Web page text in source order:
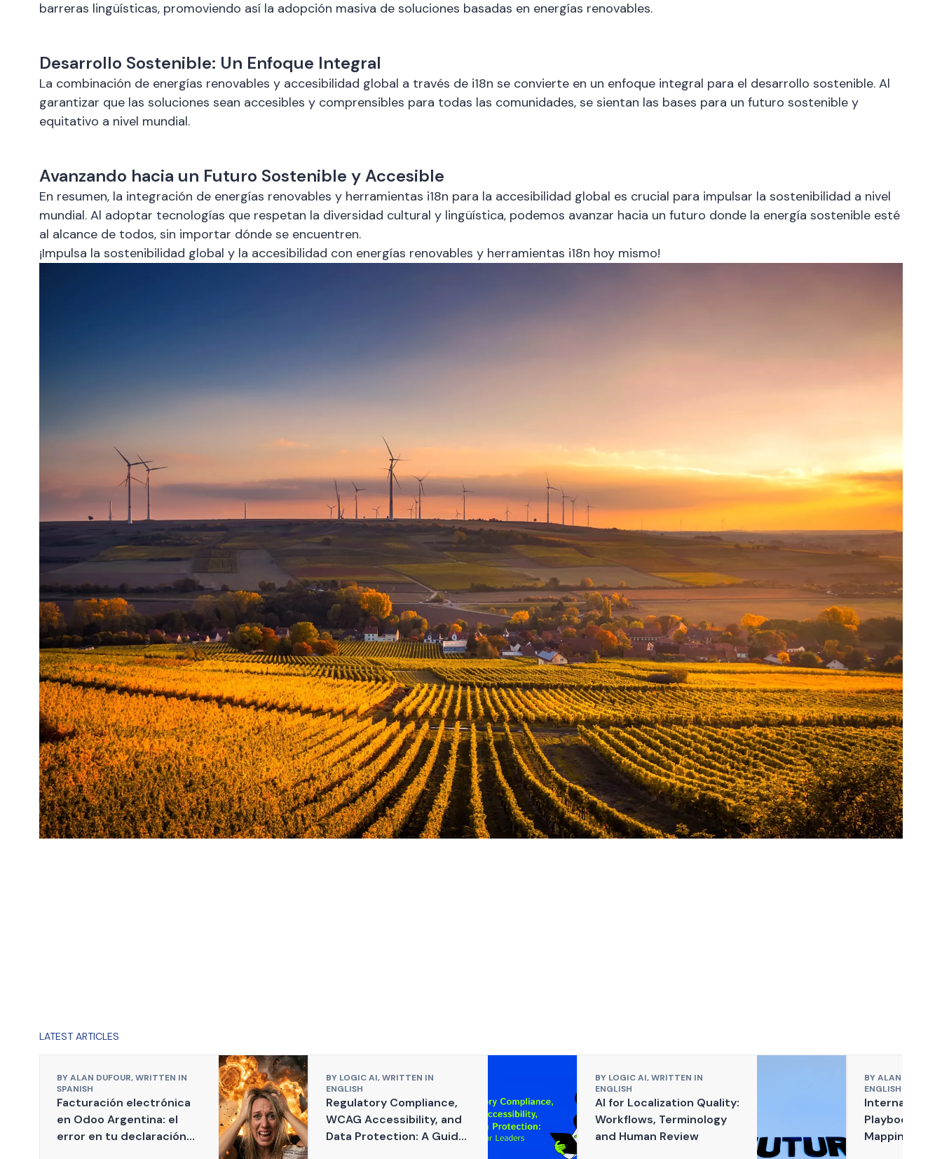
barreras lingüísticas, promoviendo así la adopción masiva de soluciones basadas en energías renovables.
Desarrollo Sostenible: Un Enfoque Integral
La combinación de energías renovables y accesibilidad global a través de i18n se convierte en un enfoque integral para el desarrollo sostenible. Al
garantizar que las soluciones sean accesibles y comprensibles para todas las comunidades, se sientan las bases para un futuro sostenible y
equitativo a nivel mundial.
Avanzando hacia un Futuro Sostenible y Accesible
En resumen, la integración de energías renovables y herramientas i18n para la accesibilidad global es crucial para impulsar la sostenibilidad a nivel
mundial. Al adoptar tecnologías que respetan la diversidad cultural y lingüística, podemos avanzar hacia un futuro donde la energía sostenible esté
al alcance de todos, sin importar dónde se encuentren.
¡Impulsa la sostenibilidad global y la accesibilidad con energías renovables y herramientas i18n hoy mismo!
LATEST ARTICLES
BYALAN DUFOUR,WRITTEN IN
SPANISH
Facturación electrónica
en Odoo Argentina: el
error en tu declaración
BY LOGIC AI,WRITTEN IN
ENGLISH
Regulatory Compliance,
WCAG Accessibility, and
Data Protection: A Guide
BY LOGIC AI,WRITTEN IN
ENGLISH
AI for Localization Quality:
Workflows, Terminology
and Human Review
BYALAN DUFOUR,
ENGLISH
International
Playbook:
Mapping,